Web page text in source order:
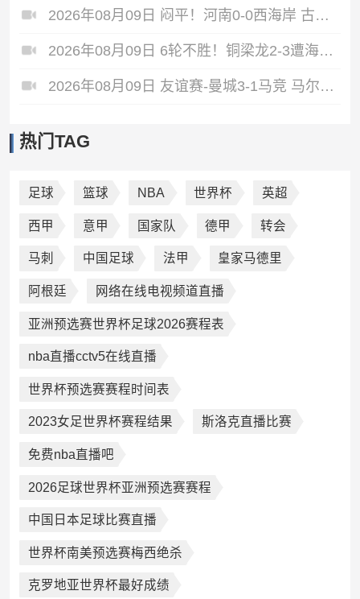
2026年08月09日 闷平！河南0-0西海岸 古斯塔沃、何超中框 阿布拉汗替补席染红
2026年08月09日 6轮不胜！铜梁龙2-3遭海港逆转 莱昂纳多双响海港甩开降级区7分
2026年08月09日 友谊赛-曼城3-1马竞 马尔穆什双响塞梅尼奥两助16岁多明戈斯破门
热门TAG
足球 篮球 NBA 世界杯 英超
西甲 意甲 国家队 德甲 转会
马刺 中国足球 法甲 皇家马德里
阿根廷 网络在线电视频道直播
亚洲预选赛世界杯足球2026赛程表
nba直播cctv5在线直播
世界杯预选赛赛程时间表
2023女足世界杯赛程结果 斯洛克直播比赛
免费nba直播吧
2026足球世界杯亚洲预选赛赛程
中国日本足球比赛直播
世界杯南美预选赛梅西绝杀
克罗地亚世界杯最好成绩